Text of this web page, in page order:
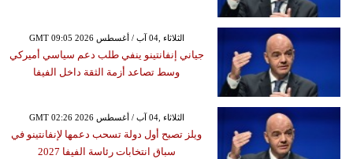
GMT 09:05 2026 الثلاثاء ,04 آب / أغسطس
جياني إنفانتينو ينفي طلب دعم سياسي أميركي
وسط تصاعد أزمة الثقة داخل الفيفا
GMT 02:26 2026 الثلاثاء ,04 آب / أغسطس
ويلز تصبح أول دولة تسحب دعمها لإنفانتينو في
سباق انتخابات رئاسة الفيفا 2027